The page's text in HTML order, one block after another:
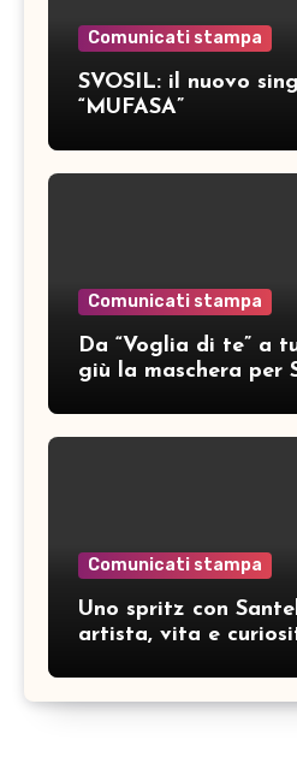
Comunicati stampa
SVOSIL: il nuovo
“MUFASA”
Comunicati stampa
Da “Voglia di te” a
giù la maschera per
Comunicati stampa
Uno spritz con
artista, vita e